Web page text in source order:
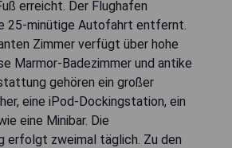
erreicht. Der Flughafen
25-minütige Autofahrt entfernt.
Zimmer verfügt über hohe
Marmor-Badezimmer und antike
gehören ein großer
eine iPod-Dockingstation, ein
eine Minibar. Die
erfolgt zweimal täglich. Zu den